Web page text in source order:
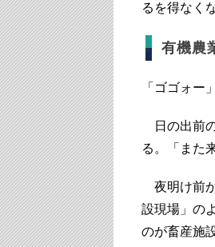
るを得なく
有機農
「ゴゴォー」
日の出前
る。「また
夜明け前
設現場」の
のが畜産施